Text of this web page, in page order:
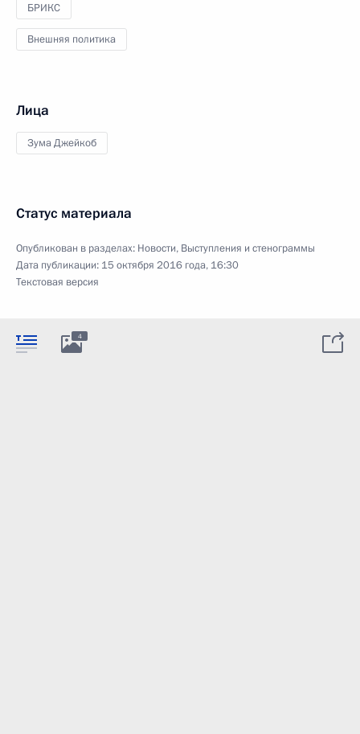
БРИКС
Внешняя политика
Лица
Зума Джейкоб
Статус материала
Опубликован в разделах: Новости, Выступления и стенограммы
Дата публикации: 15 октября 2016 года, 16:30
Текстовая версия
4